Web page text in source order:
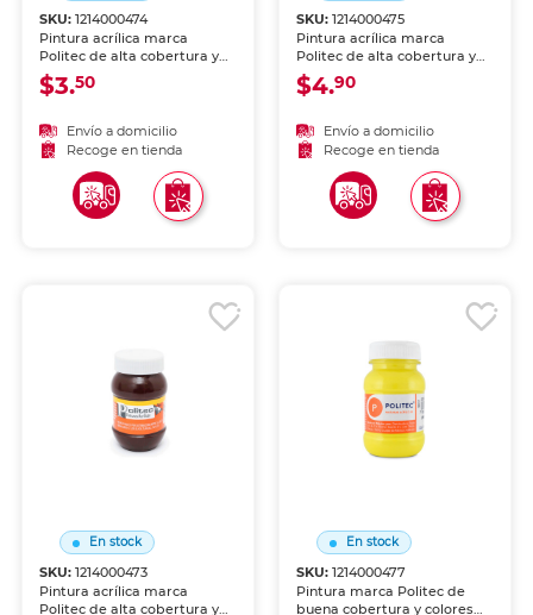
SKU:1214000474
Pintura acrílica marca
Politec de alta cobertura y
secado rápido. Colores
intensos para lienzo,
manualidades. Resistente al
agua una vez seca.
$3.50
Envío a domicilio
Recoge en tienda
SKU: 1214000475
Pintura acrílica marca
Politec de alta cobertura y
secado rápido. Colores
intensos para lienzo,
manualidades. Resistente al
agua una vez seca.
$4.90
Envío a domicilio
Recoge en tienda
En stock
SKU:1214000473
Pintura acrílica marca
Politec de alta cobertura y
En stock
SKU: 1214000477
Pintura marca Politec de
buena cobertura y colores